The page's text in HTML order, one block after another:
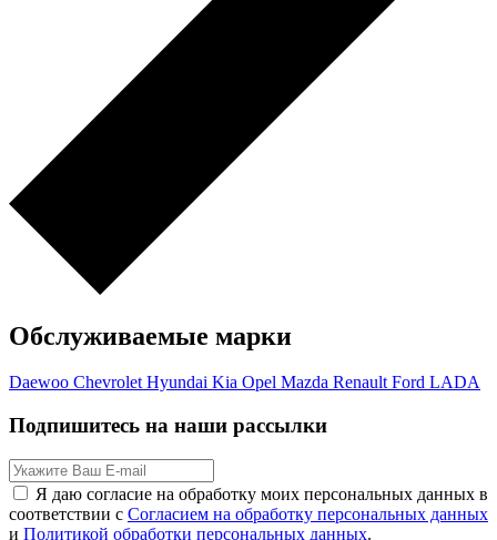
Обслуживаемые марки
Daewoo Chevrolet Hyundai Kia Opel Mazda Renault Ford LADA
Подпишитесь на наши рассылки
Я даю согласие на обработку моих персональных данных в
соответствии с Согласием на обработку персональных данных
и Политикой обработки персональных данных.